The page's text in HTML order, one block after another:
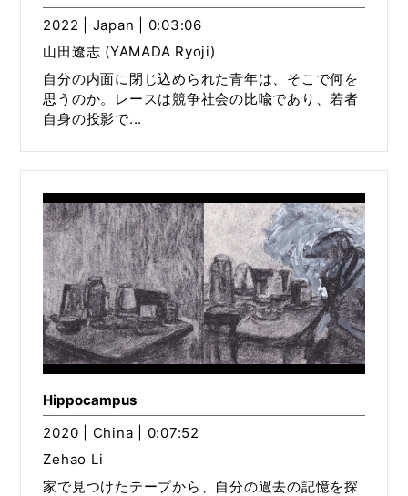
2022 | Japan | 0:03:06
山田遼志 (YAMADA Ryoji)
自分の内面に閉じ込められた青年は、そこで何を
思うのか。レースは競争社会の比喩であり、若者
自身の投影で...
Hippocampus
2020 | China | 0:07:52
Zehao Li
家で見つけたテープから、自分の過去の記憶を探